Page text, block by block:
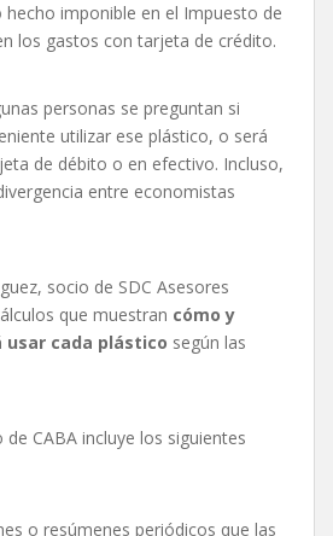
imponible en el Impuesto de
los gastos con tarjeta de crédito.
personas se preguntan si
utilizar ese plástico, o será
de débito o en efectivo. Incluso,
entre economistas
socio de SDC Asesores
que muestran cómo y
usar cada plástico según las
CABA incluye los siguientes
o resúmenes periódicos que las